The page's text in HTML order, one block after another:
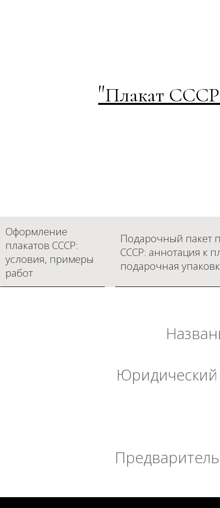
"Плакат СССР
Оформление
плакатов СССР:
условия, примеры
работ
Подарочный пакет
СССР: аннотация к
подарочная